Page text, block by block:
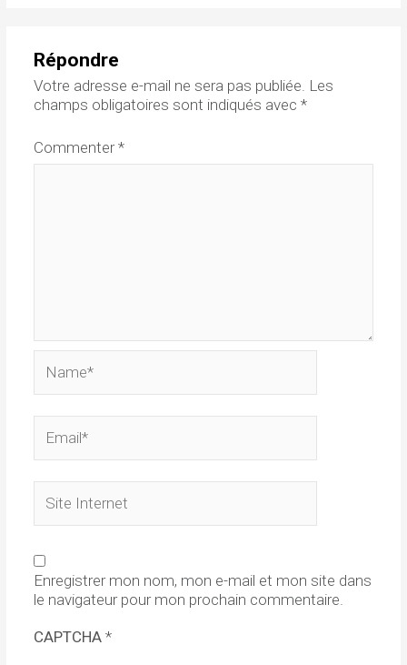
Répondre
Votre adresse e-mail ne sera pas publiée. Les
champs obligatoires sont indiqués avec *
Commenter*
Internet
Enregistrer mon nom, mon e-mail et mon site dans
le navigateur pour mon prochain commentaire.
CAPTCHA *